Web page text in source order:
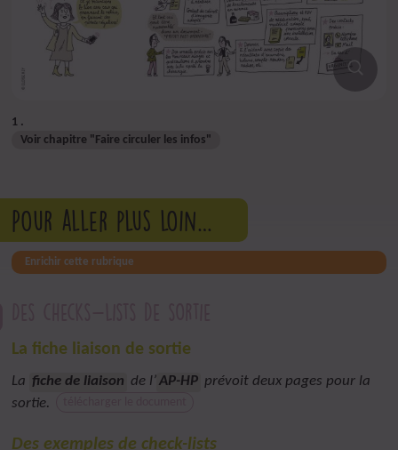
1
Voir chapitre "Faire circuler les infos"
Pour aller plus loin…
Enrichir cette rubrique
La fiche liaison de sortie
La fiche de liaison de l’ AP-HP prévoit deux pages pour la
sortie.
Des exemples de check-lists